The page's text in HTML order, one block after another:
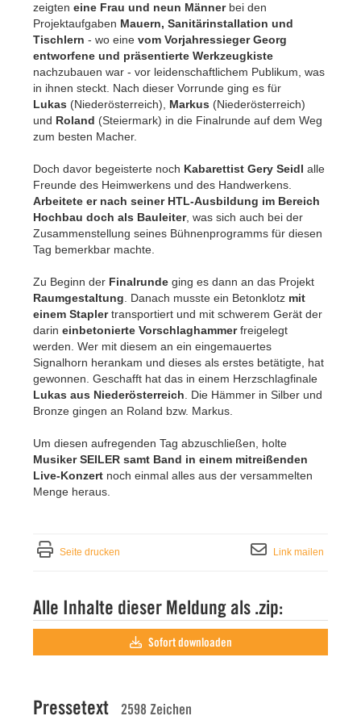
zeigten eine Frau und neun Männer bei den
Projektaufgaben Mauern, Sanitärinstallation und
Tischlern - wo eine vom Vorjahressieger Georg
entworfene und präsentierte Werkzeugkiste
nachzubauen war - vor leidenschaftlichem Publikum, was
in ihnen steckt. Nach dieser Vorrunde ging es für
Lukas (Niederösterreich), Markus (Niederösterreich)
und Roland (Steiermark) in die Finalrunde auf dem Weg
zum besten Macher.
Doch davor begeisterte noch Kabarettist Gery Seidl alle
Freunde des Heimwerkens und des Handwerkens.
Arbeitete er nach seiner HTL-Ausbildung im Bereich
Hochbau doch als Bauleiter, was sich auch bei der
Zusammenstellung seines Bühnenprogramms für diesen
Tag bemerkbar machte.
Zu Beginn der Finalrunde ging es dann an das Projekt
Raumgestaltung . Danach musste ein Betonklotz mit
einem Staplertransportiert und mit schwerem Gerät der
darin einbetonierte Vorschlaghammerfreigelegt
werden. Wer mit diesem an ein eingemauertes
Signalhorn herankam und dieses als erstes betätigte, hat
gewonnen. Geschafft hat das in einem Herzschlagfinale
Lukas aus Niederösterreich . Die Hämmer in Silber und
Bronze gingen an Roland bzw. Markus.
Um diesen aufregenden Tag abzuschließen, holte
Musiker SEILER samt Band in einem mitreißenden
Live-Konzert noch einmal alles aus der versammelten
Menge heraus.
Seite drucken Link mailen
Alle Inhalte dieser Meldung als .zip:
Sofort downloaden
Pressetext 2598 Zeichen